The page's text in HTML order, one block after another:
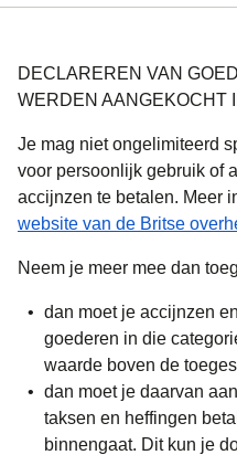
DECLAREREN VAN
WERDEN AANGEKOCHT
Je mag niet ongelimiteerd
voor persoonlijk gebruik of
accijnzen te betalen. Meer
website van de Britse
Neem je meer mee dan
dan moet je accijnzen
goederen in die
waarde boven de
dan moet je daarvan
taksen en heffingen
binnengaat. Dit kun je